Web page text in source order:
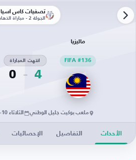
تصفيات كأس آسيا
الجولة 2 - مباراة الذهاب
ماليزيا
FIFA #136
4
انتهت المباراة
0
ملعب بوكيت جليل الوطني الثلاثاء 10-06-2025 · 04:00 م
الأحداث التفاصيل الإحصائيات